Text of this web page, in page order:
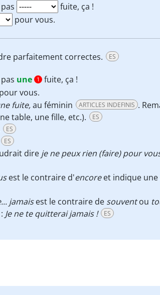
fuite, ça !
pour vous.
parfaitement correctes. ES
une 1
fuite, ça !
pour vous.
fuite,au féminin ARTICLES INDEFINIS .
table, une fille, etc.). ES
ES
ES
dire je ne peux rien (faire) pour
est le contraire d'encoreet indique une
jamaisest le contraire de souventou
Je ne te quitterai jamais ! ES